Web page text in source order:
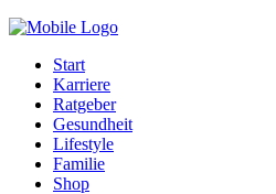
Start
Karriere
Ratgeber
Gesundheit
Lifestyle
Familie
Shop